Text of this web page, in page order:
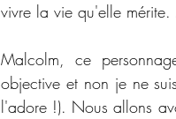
vivre la vie qu'elle
Malcolm, ce
objective et non je ne
l'adore !). Nous allons